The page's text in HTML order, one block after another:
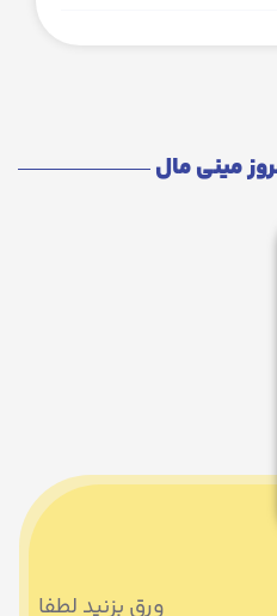
مینی مال
ورق بزنید لطفا